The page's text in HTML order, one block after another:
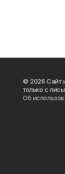
© 2026 Сайт
только с
Об